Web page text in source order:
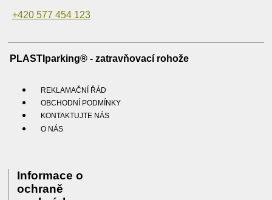
+420 577 454 123
PLASTIparking® - zatravňovací rohože
REKLAMAČNÍ ŘÁD
OBCHODNÍ PODMÍNKY
KONTAKTUJTE NÁS
O NÁS
Informace o
ochraně